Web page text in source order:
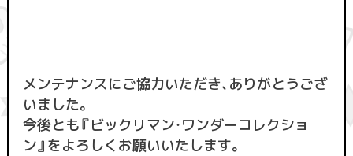
メンテナンスにご協力いただき、ありがとうござ
いました。
今後とも『ビックリマン・ワンダーコレクショ
ン』をよろしくお願いいたします。